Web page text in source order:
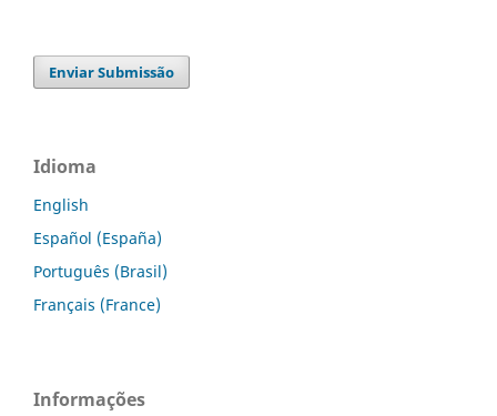
Enviar Submissão
Idioma
English
Español (España)
Português (Brasil)
Français (France)
Informações